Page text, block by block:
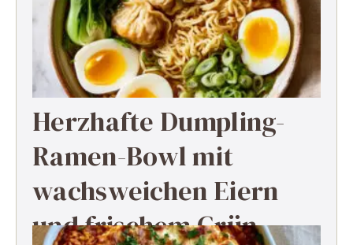
Herzhafte Dumpling-
Ramen-Bowl mit
wachsweichen Eiern
und frischem Grün